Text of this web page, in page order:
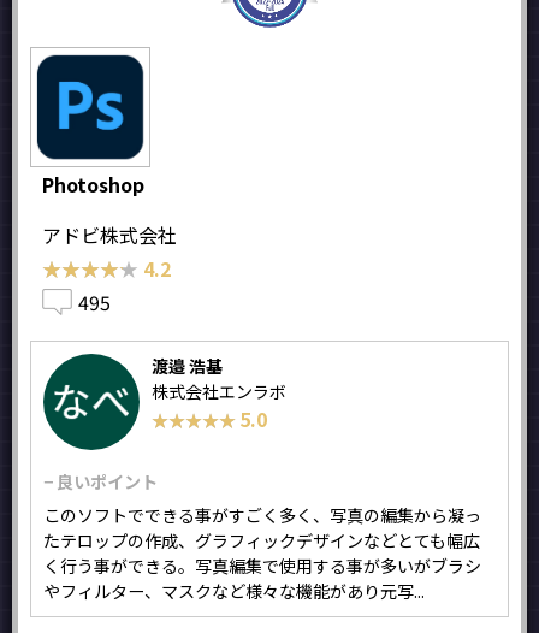
Photoshop
アドビ株式会社
★★★★★
★★★★★ 4.2
495
渡邉 浩基
株式会社エンラボ
★★★★★
★★★★★ 5.0
− 良いポイント
このソフトでできる事がすごく多く、写真の編集から凝っ
たテロップの作成、グラフィックデザインなどとても幅広
く行う事ができる。写真編集で使用する事が多いがブラシ
やフィルター、マスクなど様々な機能があり元写...